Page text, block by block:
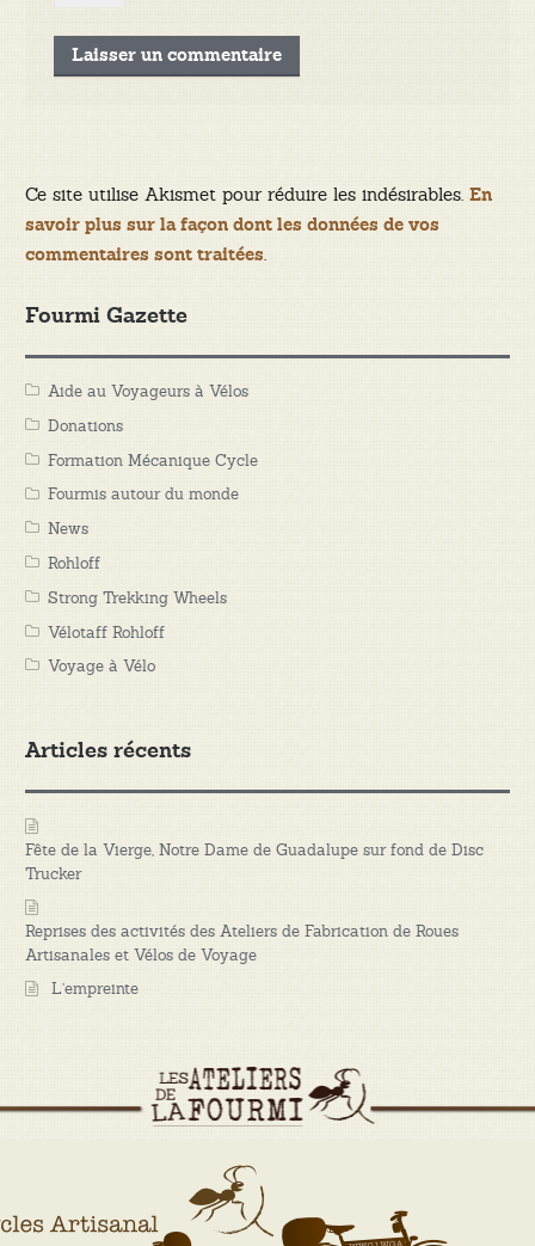
Ce site utilise Akismet pour réduire les indésirables. En
savoir plus sur la façon dont les données de vos
commentaires sont traitées.
Fourmi Gazette
Aide au Voyageurs à Vélos
Donations
Formation Mécanique Cycle
Fourmis autour du monde
News
Rohloff
Strong Trekking Wheels
Vélotaff Rohloff
Voyage à Vélo
Articles récents
Fête de la Vierge, Notre Dame de Guadalupe sur fond de Disc
Trucker
Reprises des activités des Ateliers de Fabrication de Roues
Artisanales et Vélos de Voyage
L’empreinte